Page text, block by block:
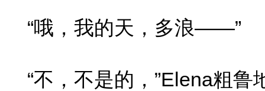
“哦，我的天，多浪——”
“不，不是的，”Elena粗鲁